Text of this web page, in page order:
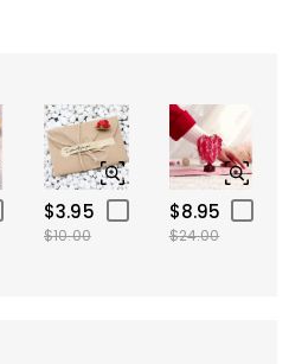
$3.95
$10.00
$8.95
$24.00